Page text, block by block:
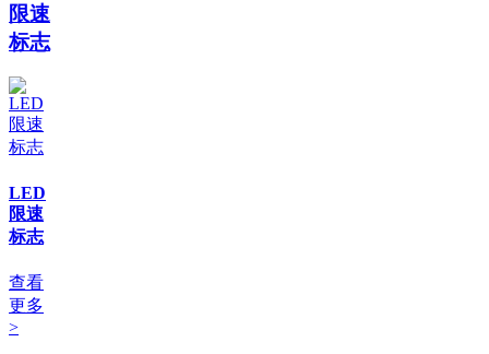
限速
标志
LED
限速
标志
查看
更多
>